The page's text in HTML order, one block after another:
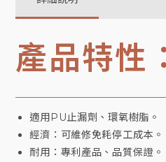
產品特性：
適用PU止漏劑、環氧樹脂。
經濟：可維修免耗停工成本。
耐用：專利產品、品質保證。